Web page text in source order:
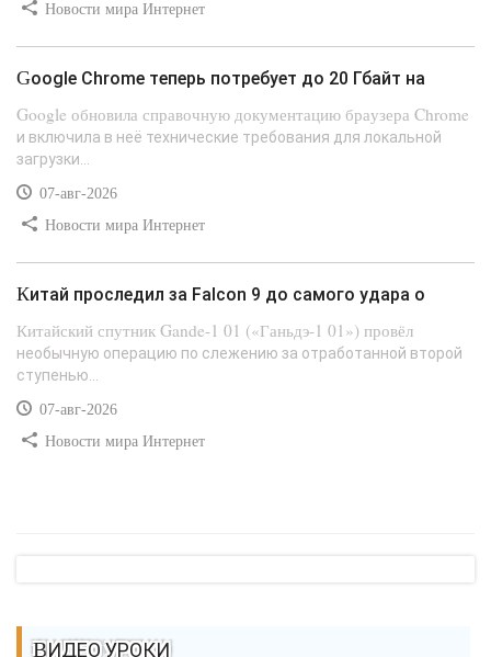
Новости мира Интернет
Google Chrome теперь потребует до 20 Гбайт на
Google обновила справочную документацию браузера Chrome
и включила в неё технические требования для локальной
загрузки...
07-авг-2026
Новости мира Интернет
Китай проследил за Falcon 9 до самого удара о
Китайский спутник Gande-1 01 («Ганьдэ-1 01») провёл
необычную операцию по слежению за отработанной второй
ступенью...
07-авг-2026
Новости мира Интернет
ВИДЕО УРОКИ